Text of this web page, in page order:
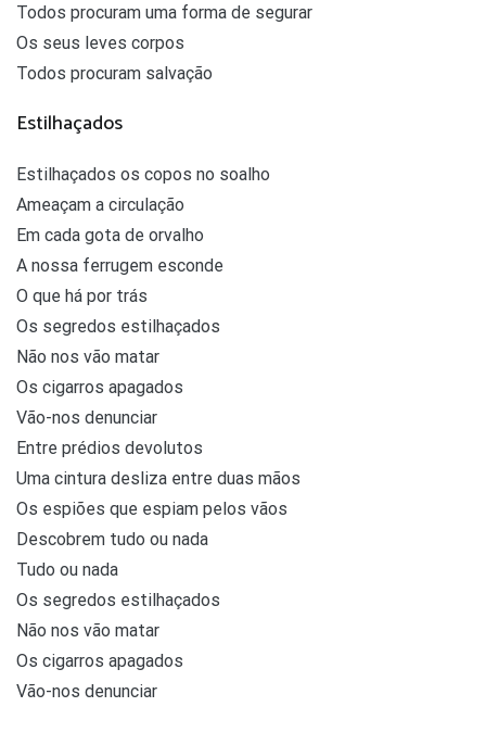
Todos procuram uma forma de segurar
Os seus leves corpos
Todos procuram salvação
Estilhaçados
Estilhaçados os copos no soalho
Ameaçam a circulação
Em cada gota de orvalho
A nossa ferrugem esconde
O que há por trás
Os segredos estilhaçados
Não nos vão matar
Os cigarros apagados
Vão-nos denunciar
Entre prédios devolutos
Uma cintura desliza entre duas mãos
Os espiões que espiam pelos vãos
Descobrem tudo ou nada
Tudo ou nada
Os segredos estilhaçados
Não nos vão matar
Os cigarros apagados
Vão-nos denunciar